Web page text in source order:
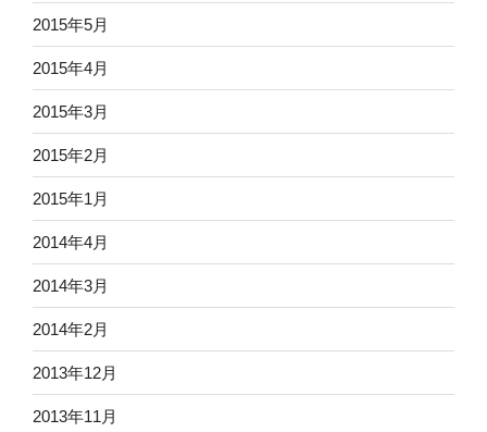
2015年5月
2015年4月
2015年3月
2015年2月
2015年1月
2014年4月
2014年3月
2014年2月
2013年12月
2013年11月